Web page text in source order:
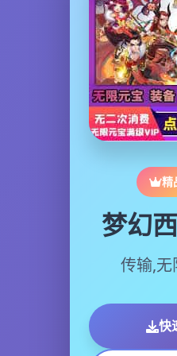
精
梦幻
传输,无
快